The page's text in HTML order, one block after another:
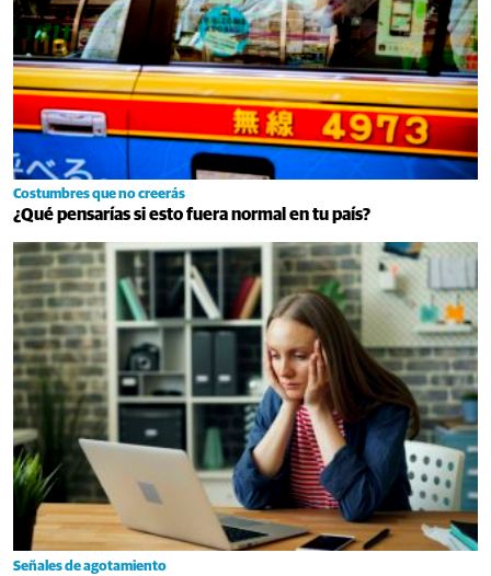
Costumbres que no creerás
¿Qué pensarías si esto fuera normal en tu país?
Señales de agotamiento